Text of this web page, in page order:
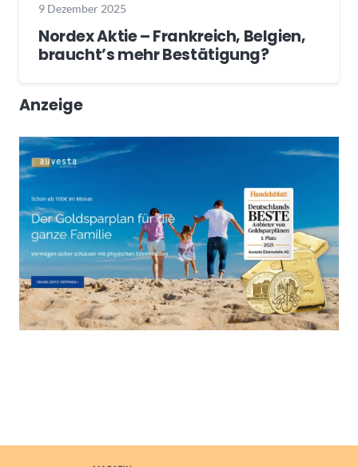
9 Dezember 2025
Nordex Aktie – Frankreich, Belgien,
braucht’s mehr Bestätigung?
Anzeige